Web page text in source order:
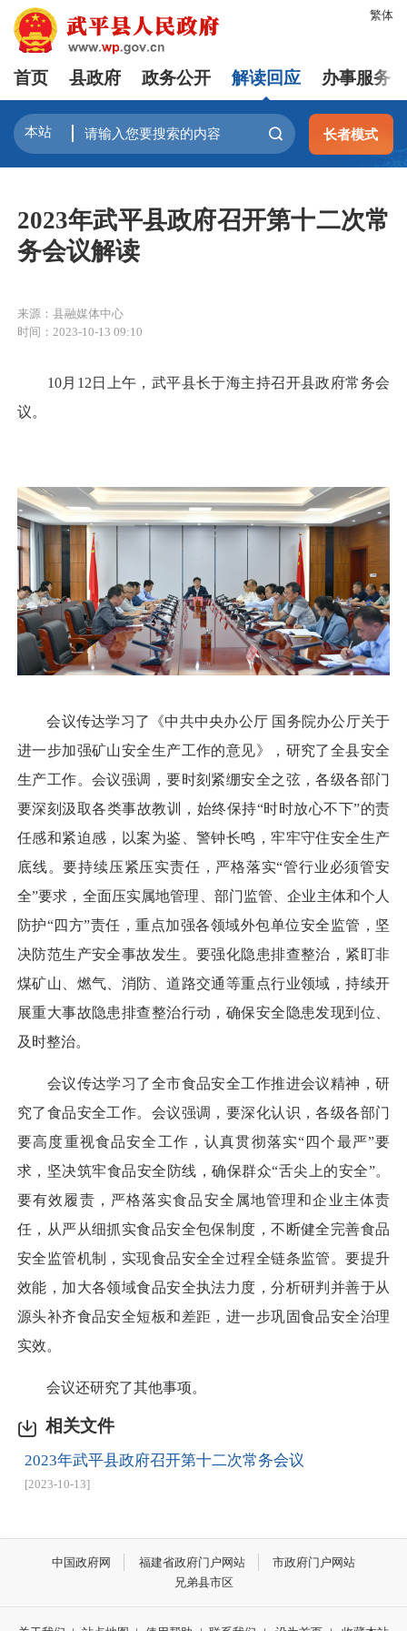
繁体
首页 县政府 政务公开 解读回应 办事服务
长者模式
2023年武平县政府召开第十二次常
务会议解读
来源：县融媒体中心
时间：2023-10-13 09:10
10月12日上午，武平县长于海主持召开县政府常务会
议。
会议传达学习了《中共中央办公厅 国务院办公厅关于
进一步加强矿山安全生产工作的意见》，研究了全县安全
生产工作。会议强调，要时刻紧绷安全之弦，各级各部门
要深刻汲取各类事故教训，始终保持“时时放心不下”的责
任感和紧迫感，以案为鉴、警钟长鸣，牢牢守住安全生产
底线。要持续压紧压实责任，严格落实“管行业必须管安
全”要求，全面压实属地管理、部门监管、企业主体和个人
防护“四方”责任，重点加强各领域外包单位安全监管，坚
决防范生产安全事故发生。要强化隐患排查整治，紧盯非
煤矿山、燃气、消防、道路交通等重点行业领域，持续开
展重大事故隐患排查整治行动，确保安全隐患发现到位、
及时整治。
会议传达学习了全市食品安全工作推进会议精神，研
究了食品安全工作。会议强调，要深化认识，各级各部门
要高度重视食品安全工作，认真贯彻落实“四个最严”要
求，坚决筑牢食品安全防线，确保群众“舌尖上的安全”。
要有效履责，严格落实食品安全属地管理和企业主体责
任，从严从细抓实食品安全包保制度，不断健全完善食品
安全监管机制，实现食品安全全过程全链条监管。要提升
效能，加大各领域食品安全执法力度，分析研判并善于从
源头补齐食品安全短板和差距，进一步巩固食品安全治理
实效。
会议还研究了其他事项。
相关文件
2023年武平县政府召开第十二次常务会议
[2023-10-13]
中国政府网 福建省政府门户网站
市政府门户网站
兄弟县市区